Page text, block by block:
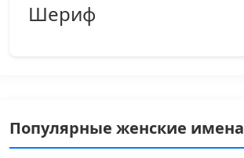
Шериф
Популярные женские имена